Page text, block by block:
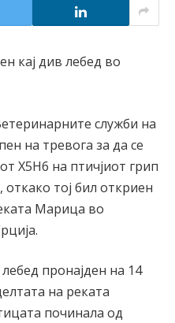
служби на
на тревога за да се
Х5Н6 на птичјиот грип
тој бил откриен
Марица во
пронајден на 14
на реката
починала од